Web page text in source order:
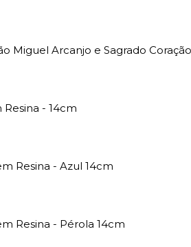
Miguel Arcanjo e Sagrado
- 14cm
Resina - Azul 14cm
Resina - Pérola 14cm